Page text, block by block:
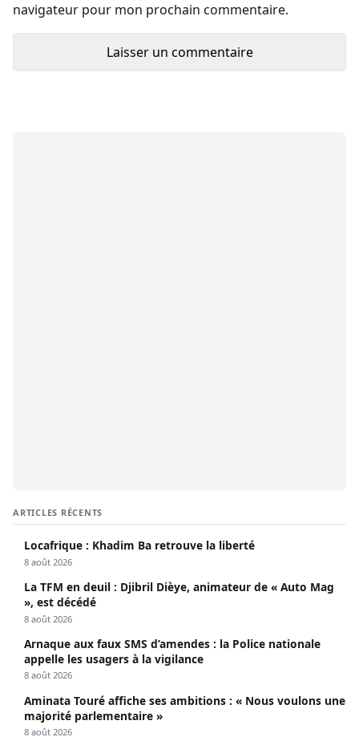
navigateur pour mon prochain commentaire.
ARTICLES RÉCENTS
Locafrique : Khadim Ba retrouve la liberté
8 août 2026
La TFM en deuil : Djibril Dièye, animateur de « Auto Mag
», est décédé
8 août 2026
Arnaque aux faux SMS d’amendes : la Police nationale
appelle les usagers à la vigilance
8 août 2026
Aminata Touré affiche ses ambitions : « Nous voulons une
majorité parlementaire »
8 août 2026